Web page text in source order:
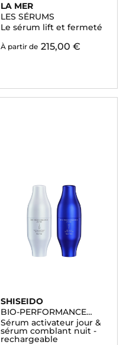
LA MER
LES SÉRUMS
Le sérum lift et fermeté
À partir de 215,00 €
SHISEIDO
BIO-PERFORMANCE
SKIN FILLER
Sérum activateur jour &
sérum comblant nuit -
rechargeable